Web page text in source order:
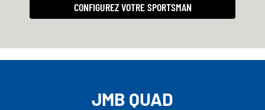
CONFIGUREZ VOTRE SPORTSMAN
JMB QUAD